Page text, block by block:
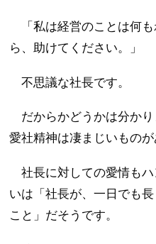
「私は経営のことは何
ら、助けてください。」
不思議な社長です。
だからかどうかは分か
愛社精神は凄まじいものが
社長に対しての愛情も
いは「社長が、一日でも
こと」だそうです。